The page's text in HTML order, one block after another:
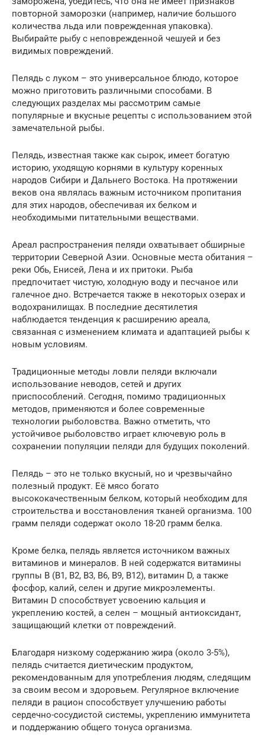
повторной заморозки (например, наличие большого
количества льда или поврежденная упаковка).
Выбирайте рыбу с неповрежденной чешуей и без
видимых повреждений.
Пелядь с луком – это универсальное блюдо, которое
можно приготовить различными способами. В
следующих разделах мы рассмотрим самые
популярные и вкусные рецепты с использованием этой
замечательной рыбы.
Пелядь, известная также как сырок, имеет богатую
историю, уходящую корнями в культуру коренных
народов Сибири и Дальнего Востока. На протяжении
веков она являлась важным источником пропитания
для этих народов, обеспечивая их белком и
необходимыми питательными веществами.
Ареал распространения пеляди охватывает обширные
территории Северной Азии. Основные места обитания –
реки Обь, Енисей, Лена и их притоки. Рыба
предпочитает чистую, холодную воду и песчаное или
галечное дно. Встречается также в некоторых озерах и
водохранилищах. В последние десятилетия
наблюдается тенденция к расширению ареала,
связанная с изменением климата и адаптацией рыбы к
новым условиям.
Традиционные методы ловли пеляди включали
использование неводов, сетей и других
приспособлений. Сегодня, помимо традиционных
методов, применяются и более современные
технологии рыболовства. Важно отметить, что
устойчивое рыболовство играет ключевую роль в
сохранении популяции пеляди для будущих поколений.
Пелядь – это не только вкусный, но и чрезвычайно
полезный продукт. Её мясо богато
высококачественным белком, который необходим для
строительства и восстановления тканей организма. 100
грамм пеляди содержат около 18-20 грамм белка.
Кроме белка, пелядь является источником важных
витаминов и минералов. В ней содержатся витамины
группы B (B1, B2, B3, B6, B9, B12), витамин D, а также
фосфор, калий, селен и другие микроэлементы.
Витамин D способствует усвоению кальция и
укреплению костей, а селен – мощный антиоксидант,
защищающий клетки от повреждений.
Благодаря низкому содержанию жира (около 3-5%),
пелядь считается диетическим продуктом,
рекомендованным для употребления людям, следящим
за своим весом и здоровьем. Регулярное включение
пеляди в рацион способствует улучшению работы
сердечно-сосудистой системы, укреплению иммунитета
и поддержанию общего тонуса организма.